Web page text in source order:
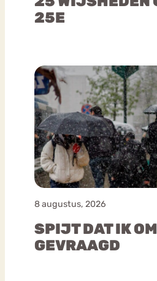
25E
8 augustus, 2026
SPIJT DAT IK
GEVRAAGD